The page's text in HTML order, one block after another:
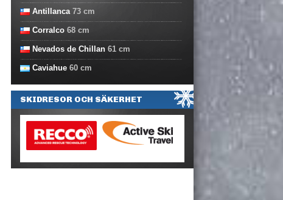
Antillanca73 cm
Corralco 68 cm
Nevados de Chillan 61 cm
Caviahue 60 cm
SKIDRESOR OCH SÄKERHET